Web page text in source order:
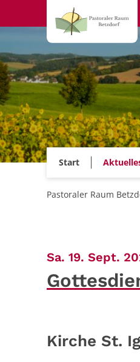
Zum Inhalt springen
Start
Pastoraler Raum
Sa. 19. Sept.
Kirche St.